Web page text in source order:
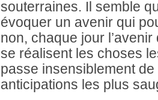
souterraines. Il semble
évoquer un avenir qui
non, chaque jour
se réalisent les choses
passe insensiblement de
anticipations les plus